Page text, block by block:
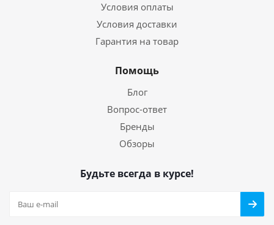
Условия оплаты
Условия доставки
Гарантия на товар
Помощь
Блог
Вопрос-ответ
Бренды
Обзоры
Будьте всегда в курсе!